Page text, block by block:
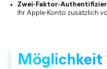
Zwei-Faktor-
Ihr Apple-Konto zusätzlich
Möglichkeit